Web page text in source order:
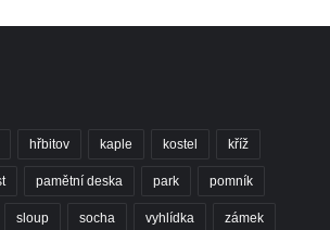
Jakuba Většího v Cítolibech
od Veltěž u silnice do
hřbitov kaple kostel kříž
pamětní deska park pomník
sloup socha vyhlídka zámek